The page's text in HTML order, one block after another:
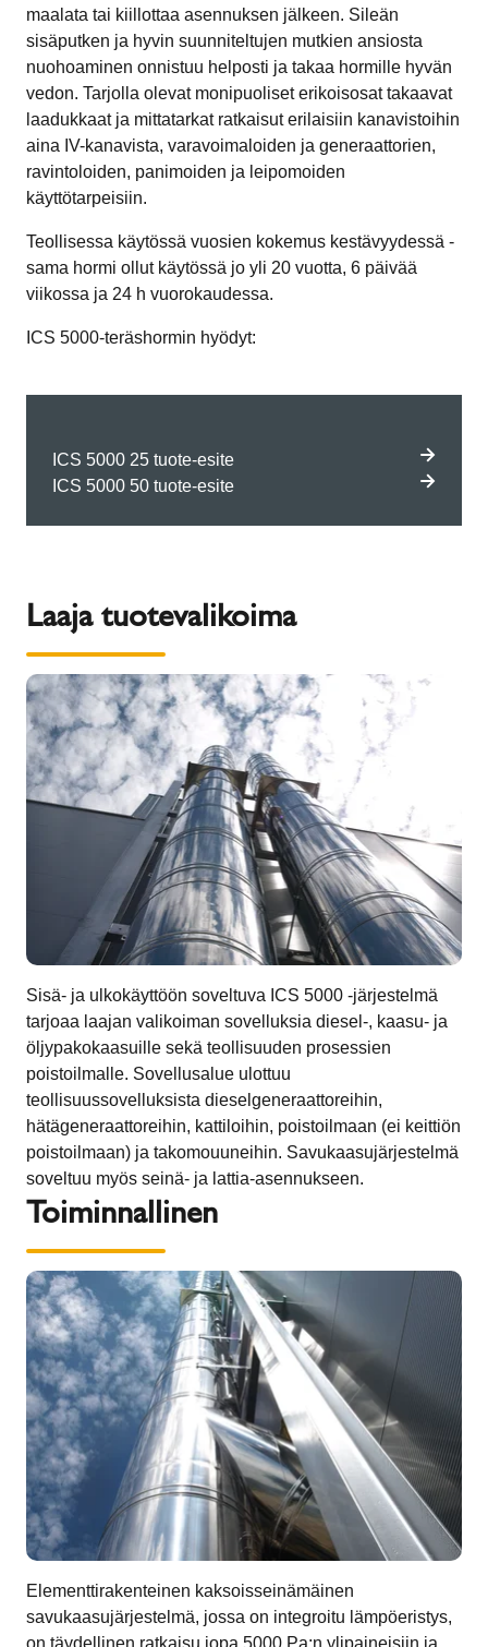
maalata tai kiillottaa asennuksen jälkeen. Sileän
sisäputken ja hyvin suunniteltujen mutkien ansiosta
nuohoaminen onnistuu helposti ja takaa hormille hyvän
vedon. Tarjolla olevat monipuoliset erikoisosat takaavat
laadukkaat ja mittatarkat ratkaisut erilaisiin kanavistoihin
aina IV-kanavista, varavoimaloiden ja generaattorien,
ravintoloiden, panimoiden ja leipomoiden
käyttötarpeisiin.
Teollisessa käytössä vuosien kokemus kestävyydessä -
sama hormi ollut käytössä jo yli 20 vuotta, 6 päivää
viikossa ja 24 h vuorokaudessa.
ICS 5000-teräshormin hyödyt:
ICS 5000 25 tuote-esite
ICS 5000 50 tuote-esite
Laaja tuotevalikoima
Sisä- ja ulkokäyttöön soveltuva ICS 5000 -järjestelmä
tarjoaa laajan valikoiman sovelluksia diesel-, kaasu- ja
öljypakokaasuille sekä teollisuuden prosessien
poistoilmalle. Sovellusalue ulottuu
teollisuussovelluksista dieselgeneraattoreihin,
hätägeneraattoreihin, kattiloihin, poistoilmaan (ei keittiön
poistoilmaan) ja takomouuneihin. Savukaasujärjestelmä
soveltuu myös seinä- ja lattia-asennukseen.
Toiminnallinen
Elementtirakenteinen kaksoisseinämäinen
savukaasujärjestelmä, jossa on integroitu lämpöeristys,
on täydellinen ratkaisu jopa 5000 Pa:n ylipaineisiin ja